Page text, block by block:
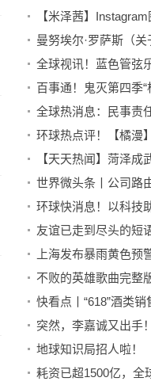
【米泽茜】
曼努埃尔·罗萨斯（关
全球视讯！蓝色管弦
环球热点评！【橘漫
突然，李嘉诚又出手
地球知识局招人啦！